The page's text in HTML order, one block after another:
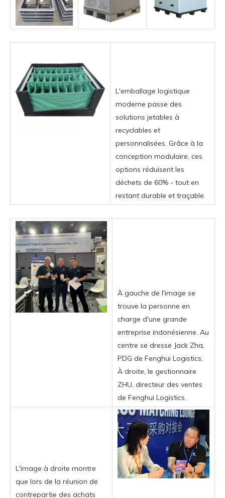
L'emballage logistique
moderne passe des
solutions jetables à
recyclables et
personnalisées. Grâce à la
conception modulaire, ces
options réduisent les
déchets de 60% - tout en
restant durable et traçable.
À gauche de l'image se
trouve la personne en
charge d'une grande
entreprise indonésienne. Au
centre se dresse Jack Zha,
PDG de Fenghui Logistics;
À droite, le gestionnaire
ZHU, directeur des ventes
de Fenghui Logistics.
L'image à droite montre
que lors de la réunion de
contrepartie des achats